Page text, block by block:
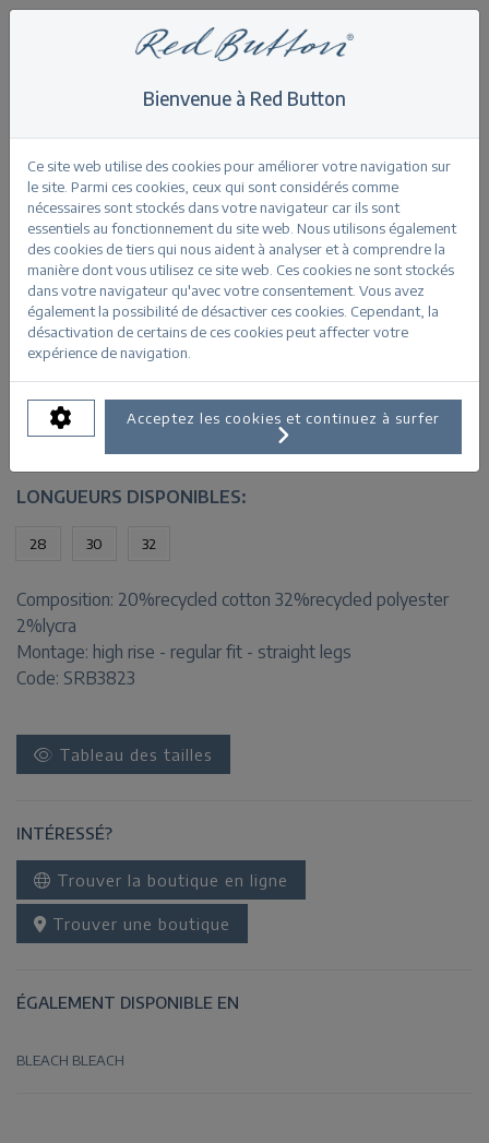
Kate bleach used
Retour
Kate bleach used
INFORMATIONS SUR LE PRODUIT
TAILLES DISPONIBLES:
34 36
LONGUEURS DISPONIBLES:
28 30 32
Composition: 20%recycled cotton 32%recycled polyester
2%lycra
Montage: high rise - regular fit - straight legs
Code: SRB3823
Tableau des tailles
INTÉRESSÉ?
Trouver la boutique en ligne
Trouver une boutique
ÉGALEMENT DISPONIBLE EN
BLEACH BLEACH
Bienvenue à Red Button
Ce site web utilise des cookies pour améliorer votre navigation sur
le site. Parmi ces cookies, ceux qui sont considérés comme
nécessaires sont stockés dans votre navigateur car ils sont
essentiels au fonctionnement du site web. Nous utilisons également
des cookies de tiers qui nous aident à analyser et à comprendre la
manière dont vous utilisez ce site web. Ces cookies ne sont stockés
dans votre navigateur qu'avec votre consentement. Vous avez
également la possibilité de désactiver ces cookies. Cependant, la
désactivation de certains de ces cookies peut affecter votre
expérience de navigation.
Acceptez les cookies et continuez à surfer